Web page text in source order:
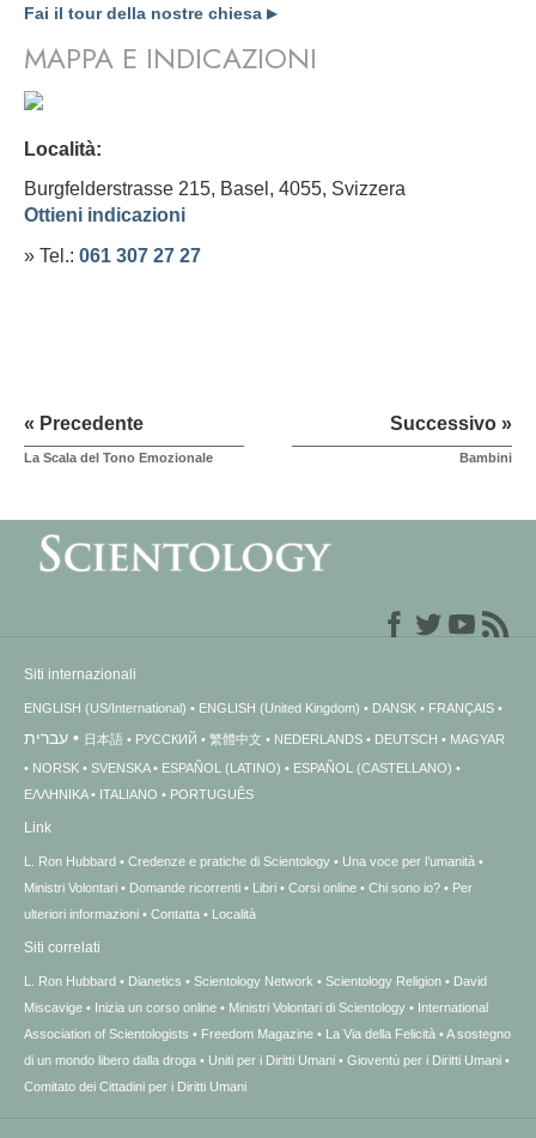
Fai il tour della nostre chiesa ▶
MAPPA E INDICAZIONI
Località:
Burgfelderstrasse 215, Basel, 4055, Svizzera
Ottieni indicazioni
» Tel.: 061 307 27 27
« Precedente
La Scala del Tono Emozionale
Successivo »
Bambini
Siti internazionali
ENGLISH (US/International) ENGLISH (United Kingdom) DANSK FRANÇAIS
עברית 日本語 РУССКИЙ 繁體中文 NEDERLANDS DEUTSCH
MAGYAR
NORSK
SVENSKA ESPAÑOL (LATINO)
ESPAÑOL (CASTELLANO)
ΕΛΛΗΝΙΚA
ITALIANO PORTUGUÊS
Link
L. Ron Hubbard Credenze e pratiche di Scientology
Una voce per l’umanità
Ministri Volontari
Domande ricorrenti Libri Corsi online Chi sono io?
Per
ulteriori informazioni
Contatta Località
Siti correlati
L. Ron Hubbard Dianetics Scientology Network Scientology Religion
David
Miscavige
Inizia un corso online Ministri Volontari di Scientology
International
Association of Scientologists
Freedom Magazine La Via della Felicità
A sostegno
di un mondo libero dalla droga
Uniti per i Diritti Umani
Gioventù per i Diritti Umani
Comitato dei Cittadini per i Diritti Umani